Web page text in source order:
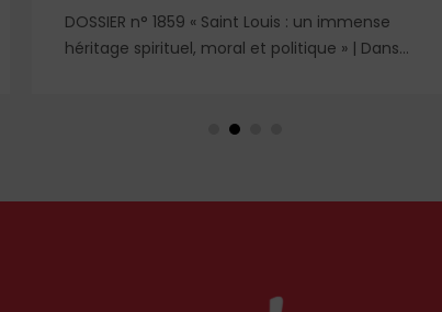
DOSSIER n° 1859 « Saint Louis : un immense
héritage spirituel, moral et politique » | Dans
Castille, mère dévouée et reine de fer, et
respectives, se lit l'équilibre singulier d'une